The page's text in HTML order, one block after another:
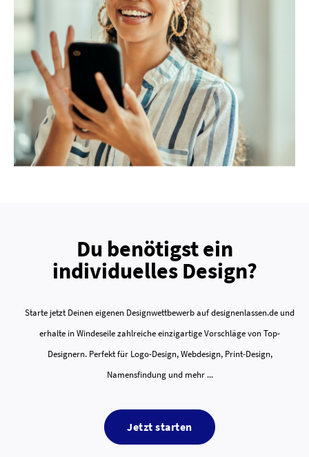
Du benötigst ein
individuelles Design?
Starte jetzt Deinen eigenen Designwettbewerb auf designenlassen.de und
erhalte in Windeseile zahlreiche einzigartige Vorschläge von Top-
Designern. Perfekt für Logo-Design, Webdesign, Print-Design,
Namensfindung und mehr ...
Jetzt starten